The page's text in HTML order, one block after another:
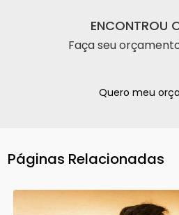
ENCONTROU
Faça seu
Quero meu
Páginas Relacionadas